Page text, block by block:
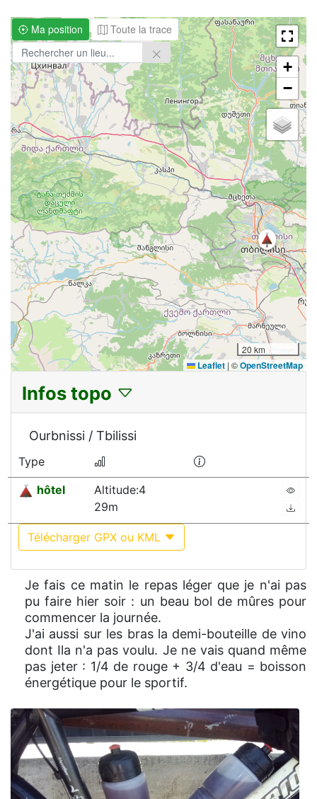
Ma position Toute la trace
+
−
20 km
Leaflet | ©OpenStreetMap
Infos topo
Ourbnissi / Tbilissi
Type
hôtel
Altitude:4
29m
Télécharger GPX ou KML
Je fais ce matin le repas léger que je n'ai pas
pu faire hier soir : un beau bol de mûres pour
commencer la journée.
J'ai aussi sur les bras la demi-bouteille de vino
dont Ila n'a pas voulu. Je ne vais quand même
pas jeter : 1/4 de rouge + 3/4 d'eau = boisson
énergétique pour le sportif.